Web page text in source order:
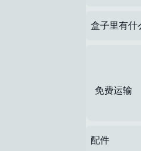
盒子里有什
免费运输
配件